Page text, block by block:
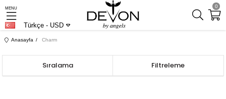
0
MENU
Türkçe - USD
Anasayfa Charm
Filtreleme
Sıralama